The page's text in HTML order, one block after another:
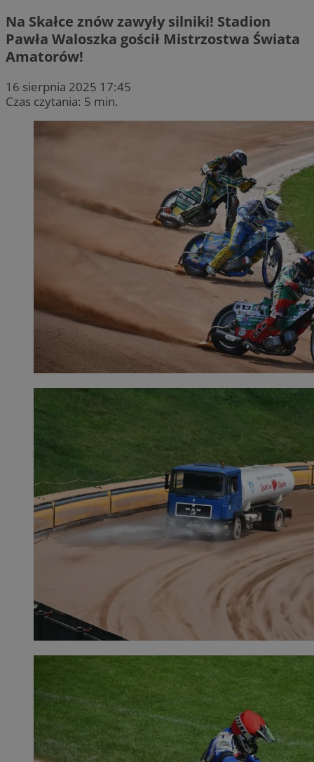
Na Skałce znów zawyły silniki! Stadion
Pawła Waloszka gościł Mistrzostwa Świata
Amatorów!
16 sierpnia 2025 17:45
Czas czytania: 5 min.